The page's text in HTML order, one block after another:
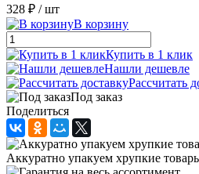
328 ₽ / шт
В корзину
Купить в 1 клик
Нашли дешевле
Рассчитать
Под заказ
Поделиться
Аккуратно упакуем хрупкие